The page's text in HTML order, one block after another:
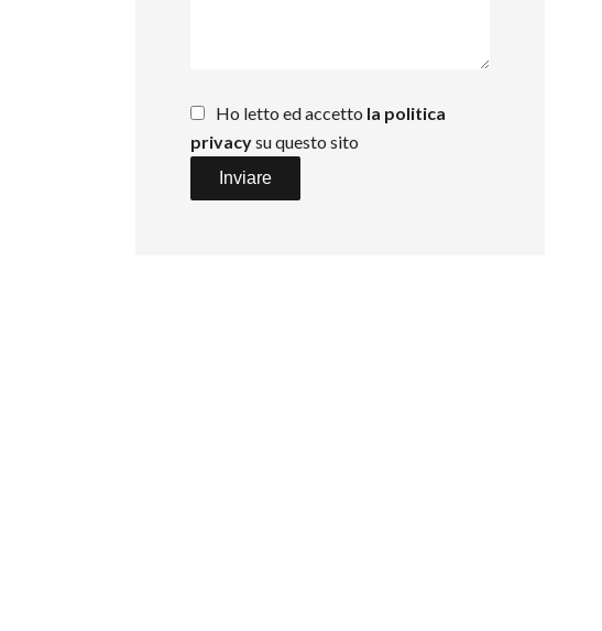
Ho letto ed accetto la politica
privacysu questo sito
Inviare